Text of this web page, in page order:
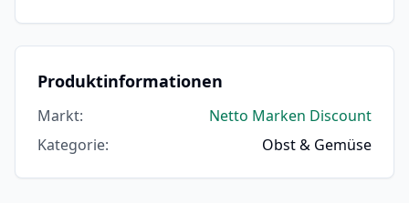
Produktinformationen
Markt:
Netto Marken Discount
Kategorie: Obst & Gemüse